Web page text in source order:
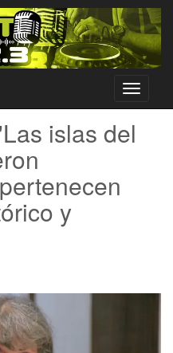
Toggle
islas del
y